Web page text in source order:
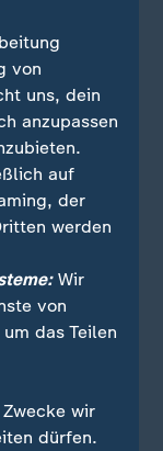
global
Börsengänge
des
an der
erholen?
von
uns, dein
anzupassen
auf
der
werden
Wir
von
das Teilen
wir
dürfen.